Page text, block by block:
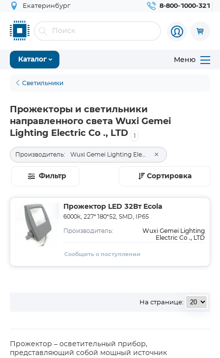
Екатеринбург 8-800-1000-321
Каталог Меню
Светильники
Прожекторы и светильники
направленного света Wuxi Gemei
Lighting Electric Co ., LTD
1
Производитель: ×
Фильтр Сортировка
Прожектор LED 32Вт Ecola
6000k, 227*180*52, SMD, IP65
Производитель:
Wuxi Gemei Lighting
Electric Co ., LTD
Сообщить о поступлении
На странице:
Прожектор – осветительный прибор,
представляющий собой мощный источник